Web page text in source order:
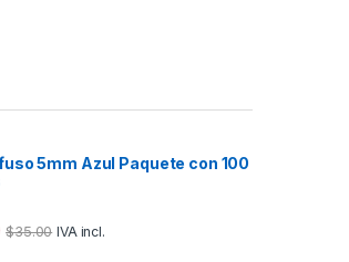
5mm Azul Paquete con 100
$35.00 IVA incl.